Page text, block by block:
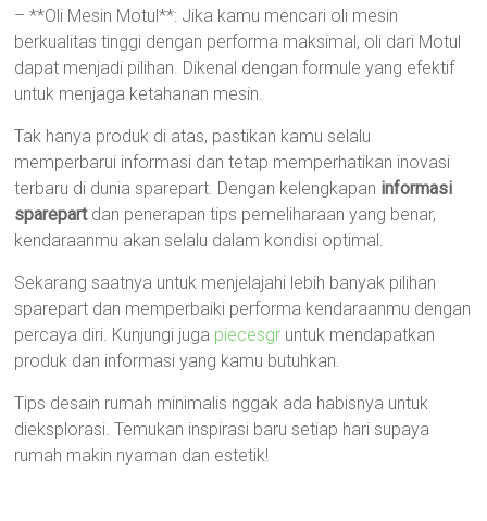
– **Oli Mesin Motul**: Jika kamu mencari oli mesin
berkualitas tinggi dengan performa maksimal, oli dari Motul
dapat menjadi pilihan. Dikenal dengan formule yang efektif
untuk menjaga ketahanan mesin.
Tak hanya produk di atas, pastikan kamu selalu
memperbarui informasi dan tetap memperhatikan inovasi
terbaru di dunia sparepart. Dengan kelengkapan informasi
sparepartdan penerapan tips pemeliharaan yang benar,
kendaraanmu akan selalu dalam kondisi optimal.
Sekarang saatnya untuk menjelajahi lebih banyak pilihan
sparepart dan memperbaiki performa kendaraanmu dengan
percaya diri. Kunjungi juga piecesgr untuk mendapatkan
produk dan informasi yang kamu butuhkan.
Tips desain rumah minimalis nggak ada habisnya untuk
dieksplorasi. Temukan inspirasi baru setiap hari supaya
rumah makin nyaman dan estetik!